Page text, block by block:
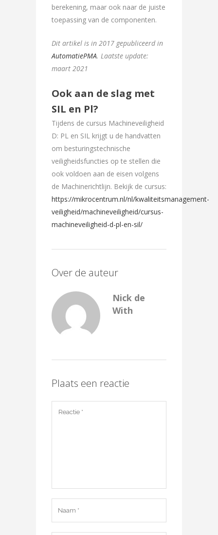
berekening, maar ook naar de juiste
toepassing van de componenten.
Dit artikel is in 2017 gepubliceerd in
AutomatiePMA. Laatste update:
maart 2021
Ook aan de slag met
SIL en Pl?
Tijdens de cursus Machineveiligheid
D: PL en SIL krijgt u de handvatten
om besturingstechnische
veiligheidsfuncties op te stellen die
ook voldoen aan de eisen volgens
de Machinerichtlijn. Bekijk de cursus:
https://mikrocentrum.nl/nl/kwaliteitsmanagement-
veiligheid/machineveiligheid/cursus-
machineveiligheid-d-pl-en-sil/
Over de auteur
Nick de
With
Plaats een reactie